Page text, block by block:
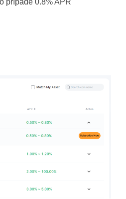
případě 0.8% APR